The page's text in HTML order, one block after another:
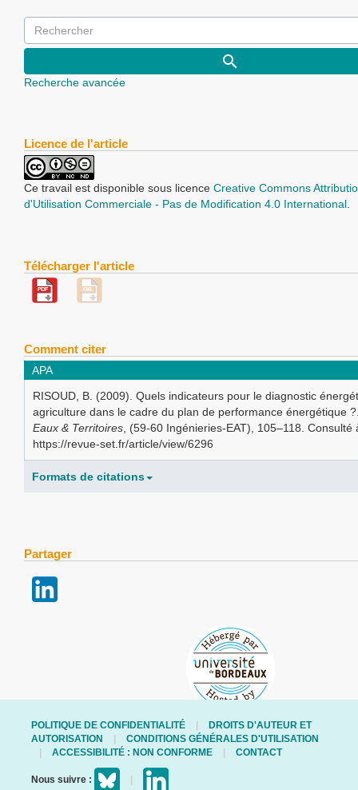
Recherche avancée
Licence de l'article
Ce travail est disponible sous licence Creative Commons
d'Utilisation Commerciale - Pas de Modification 4.0 International.
Télécharger l'article
Comment citer
APA
RISOUD, B. (2009). Quels indicateurs pour le diagnostic
agriculture dans le cadre du plan de performance énergétique
Eaux & Territoires, (59-60 Ingénieries-EAT), 105–118. Consulté
https://revue-set.fr/article/view/6296
Formats de citations
Partager
POLITIQUE DE CONFIDENTIALITÉ
DROITS D'AUTEUR ET
AUTORISATION
CONDITIONS GÉNÉRALES D'UTILISATION
ACCESSIBILITÉ : NON CONFORME
CONTACT
Nous suivre :